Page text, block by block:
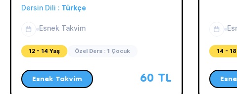
Dersin Dili : Türkçe
Esnek Takvim
12 - 14 Yaş Özel Ders : 1 Çocuk
Esnek Takvim 60 TL
14 -